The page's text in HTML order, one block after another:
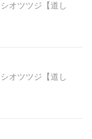
オツツジ【道し
オツツジ【道し